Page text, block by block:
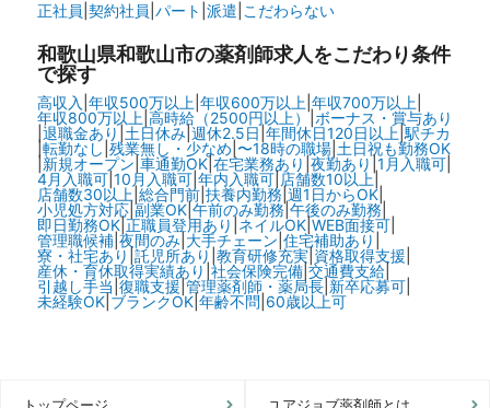
正社員 契約社員 パート 派遣 こだわらない
和歌山県和歌山市の薬剤師求人をこだわり条件
で探す
高収入 年収500万以上 年収600万以上 年収700万以上
年収800万以上 高時給（2500円以上）| ボーナス・賞与あり
退職金あり 土日休み| 週休2.5日 年間休日120日以上 駅チカ
|転勤なし 残業無し・少なめ 〜18時の職場| 土日祝も勤務OK
|新規オープン 車通勤OK|在宅業務あり 夜勤あり 1月入職可|
4月入職可| 10月入職可| 年内入職可| 店舗数10以上|
店舗数30以上 総合門前| 扶養内勤務 週1日からOK|
小児処方対応| 副業OK| 午前のみ勤務| 午後のみ勤務|
即日勤務OK| 正職員登用あり ネイルOK| WEB面接可|
管理職候補| 夜間のみ| 大手チェーン 住宅補助あり
寮・社宅あり 託児所あり 教育研修充実| 資格取得支援
産休・育休取得実績あり 社会保険完備| 交通費支給|
引越し手当 復職支援 |管理薬剤師・薬局長| 新卒応募可|
未経験OK| ブランクOK| 年齢不問 60歳以上可